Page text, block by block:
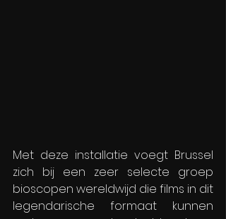
Met deze installatie voegt Brussel
zich bij een zeer selecte groep
bioscopen wereldwijd die films in dit
legendarische formaat kunnen